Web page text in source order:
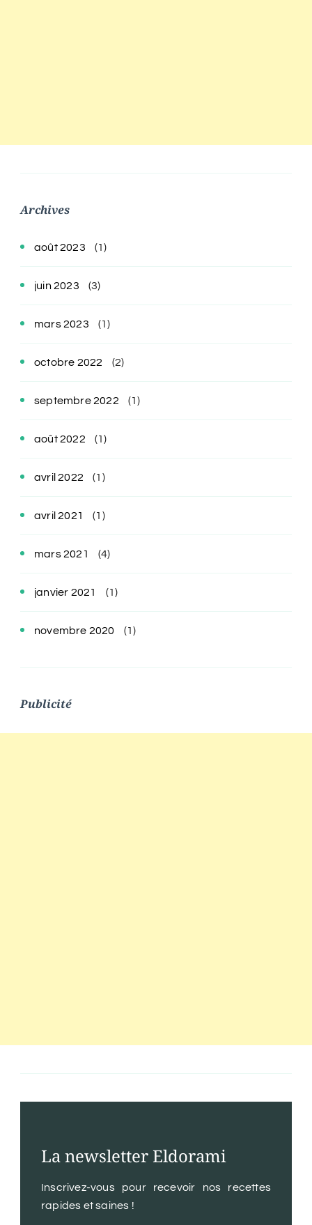
Archives
août 2023 (1)
juin 2023 (3)
mars 2023 (1)
octobre 2022 (2)
septembre 2022 (1)
août 2022 (1)
avril 2022 (1)
avril 2021 (1)
mars 2021 (4)
janvier 2021 (1)
novembre 2020 (1)
Publicité
La newsletter Eldorami
Inscrivez-vous pour recevoir nos recettes
rapides et saines !